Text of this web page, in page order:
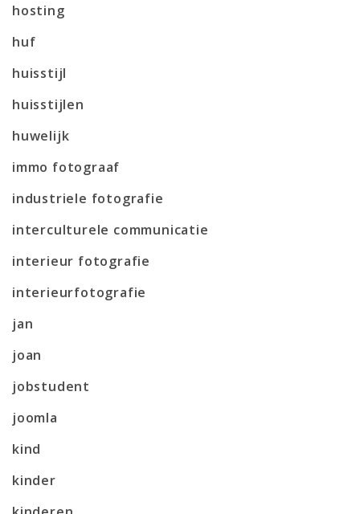
hosting
huf
huisstijl
huisstijlen
huwelijk
immo fotograaf
industriele fotografie
interculturele communicatie
interieur fotografie
interieurfotografie
jan
joan
jobstudent
joomla
kind
kinder